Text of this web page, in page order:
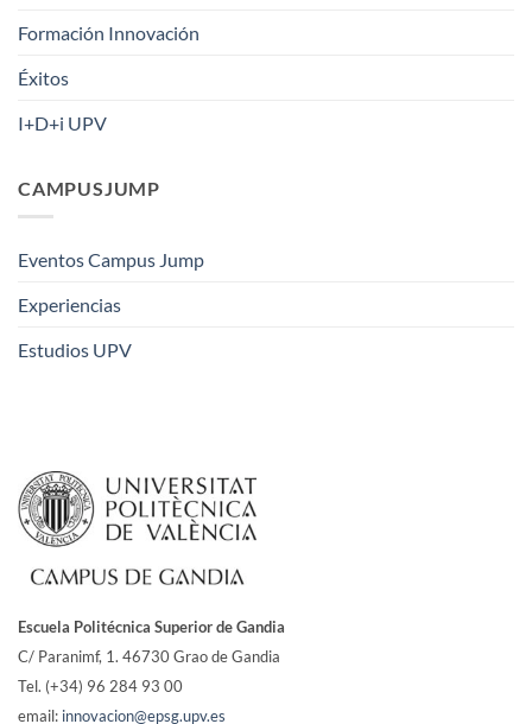
Formación Innovación
Éxitos
I+D+i UPV
CAMPUSJUMP
Eventos Campus Jump
Experiencias
Estudios UPV
Escuela Politécnica Superior de Gandia
C/ Paranimf, 1. 46730 Grao de Gandia
Tel. (+34) 96 284 93 00
email: innovacion@epsg.upv.es